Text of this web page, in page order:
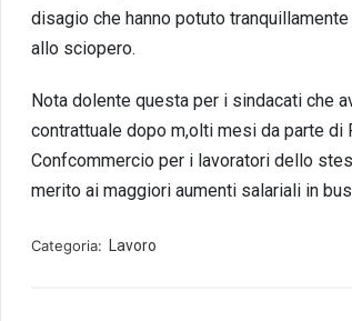
disagio che hanno potuto
allo sciopero.
Nota dolente questa per i sindacati che
contrattuale dopo m,olti mesi da parte
Confcommercio per i lavoratori dello
merito ai maggiori aumenti salariali in
Categoria: Lavoro